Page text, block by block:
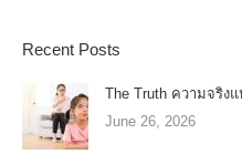
Recent Posts
The Truth ความจริง
June 26, 2026